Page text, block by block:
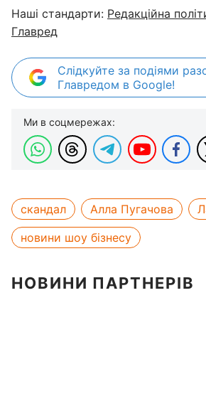
Наші стандарти: Редакційна
Главред
Слідкуйте за подіями
Главредом в Google!
Ми в соцмережах:
скандал Алла Пугачова
новини шоу бізнесу
НОВИНИ ПАРТНЕРІВ